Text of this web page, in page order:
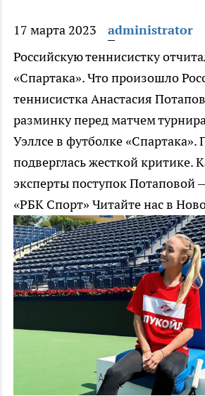
17 марта 2023
administrator
Российскую теннисистку
«Спартака». Что произошло
теннисистка Анастасия
разминку перед матчем
Уэллсе в футболке «Спартака».
подверглась жесткой критике.
эксперты поступок Потаповой
«РБК Спорт» Читайте нас в